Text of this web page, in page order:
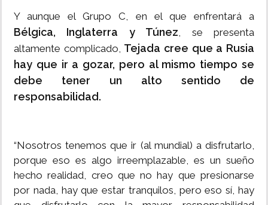
Y aunque el Grupo C, en el que enfrentará a
Bélgica, Inglaterra y Túnez, se presenta
altamente complicado, Tejada cree que a Rusia
hay que ir a gozar, pero al mismo tiempo se
debe tener un alto sentido de
responsabilidad.
“Nosotros tenemos que ir (al mundial) a disfrutarlo,
porque eso es algo irreemplazable, es un sueño
hecho realidad, creo que no hay que presionarse
por nada, hay que estar tranquilos, pero eso sí, hay